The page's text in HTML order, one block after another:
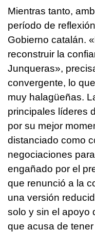
Mientras tanto,
período de
Gobierno catalán.
reconstruir la
Junqueras»,
convergente, lo
muy halagüeñas.
principales líderes
por su mejor
distanciado como
negociaciones
engañado por el
que renunció a la
una versión
solo y sin el apoyo
que acusa de